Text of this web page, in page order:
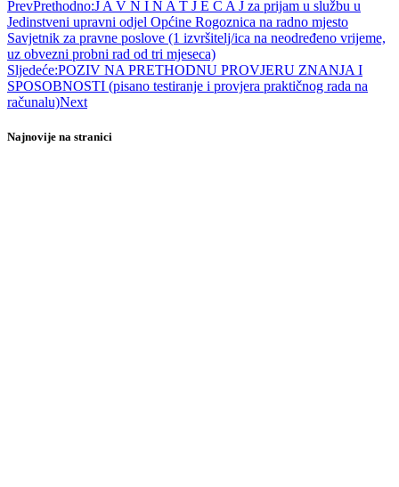
PrevPrethodno:J A V N I N A T J E Č A J za prijam u službu u
Jedinstveni upravni odjel Općine Rogoznica na radno mjesto
Savjetnik za pravne poslove (1 izvršitelj/ica na neodređeno vrijeme,
uz obvezni probni rad od tri mjeseca)
Sljedeće:POZIV NA PRETHODNU PROVJERU ZNANJA I
SPOSOBNOSTI (pisano testiranje i provjera praktičnog rada na
računalu)Next
Najnovije na stranici